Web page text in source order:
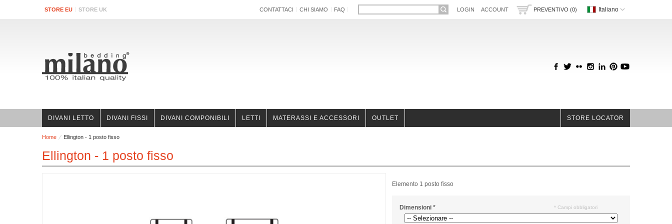
STORE EU STORE UK Italiano
PREVENTIVO (0)
LOGIN ACCOUNT
CONTATTACI CHI SIAMO FAQ
DIVANI LETTO DIVANI FISSI DIVANI COMPONIBILI LETTI MATERASSI E ACCESSORI OUTLET STORE LOCATOR
Home Ellington - 1 posto fisso
Ellington - 1 posto fisso
Elemento 1 posto fisso
Dimensioni* * Campi obbligatori